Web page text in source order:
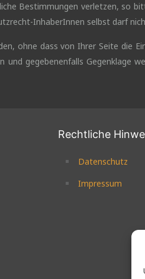
Bestimmungen verletzen, so
InhaberInnen selbst darf
ohne dass von Ihrer Seite die
gegebenenfalls Gegenklage
Rechtliche
Datenschutz
Impressum